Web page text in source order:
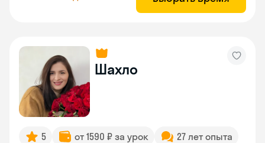
Шахло
5 от 1590 ₽ за урок
27 лет опыта